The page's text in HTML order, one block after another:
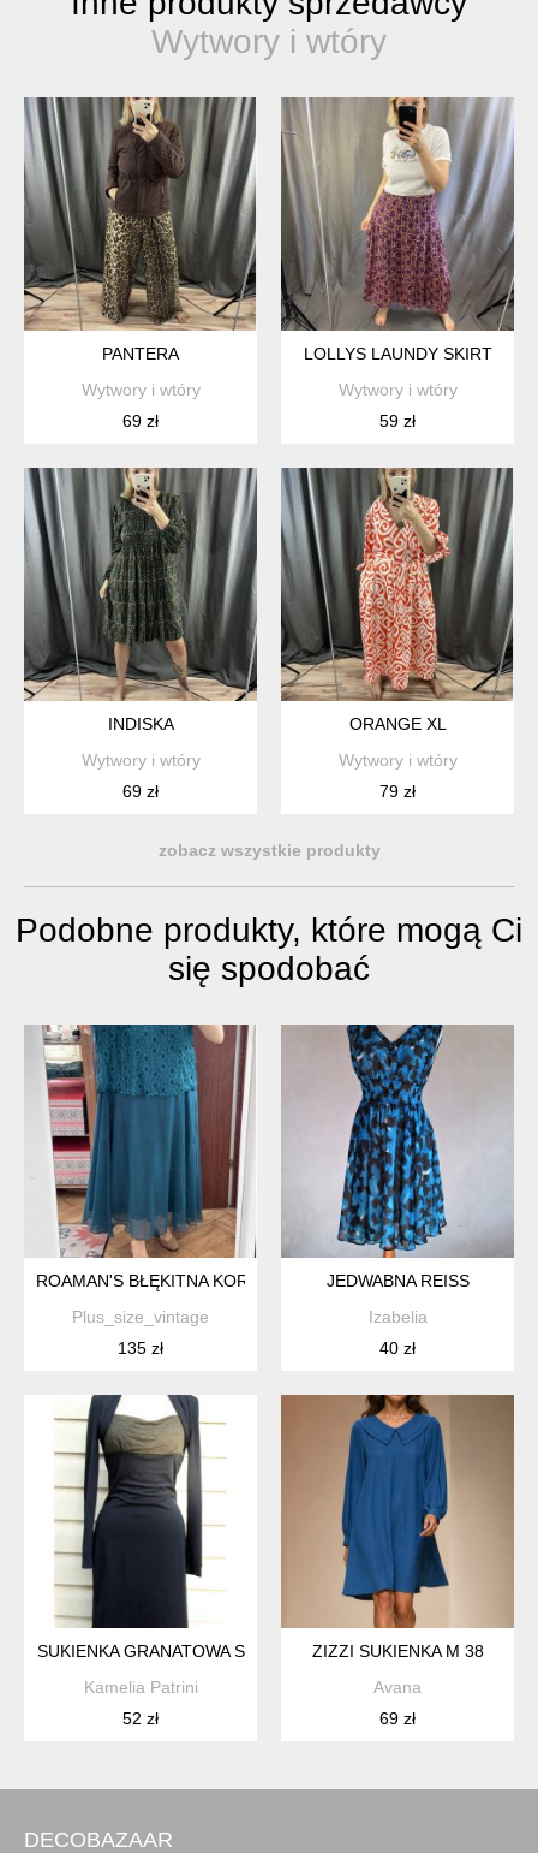
Wytwory i wtóry
PANTERA
Wytwory i wtóry
69 zł
LOLLYS LAUNDY SKIRT
Wytwory i wtóry
59 zł
INDISKA
Wytwory i wtóry
69 zł
ORANGE XL
Wytwory i wtóry
79 zł
zobacz wszystkie produkty
Podobne produkty, które mogą Ci
się spodobać
ROAMAN'S BŁĘKITNA KORONKOWA SUKIENKA PLUS SIZE
Plus_size_vintage
135 zł
JEDWABNA REISS
Izabelia
40 zł
SUKIENKA GRANATOWA S
Kamelia Patrini
52 zł
ZIZZI SUKIENKA M 38
Avana
69 zł
DECOBAZAAR